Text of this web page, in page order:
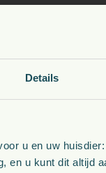
Details
u en uw
en u kunt dit altijd
BE